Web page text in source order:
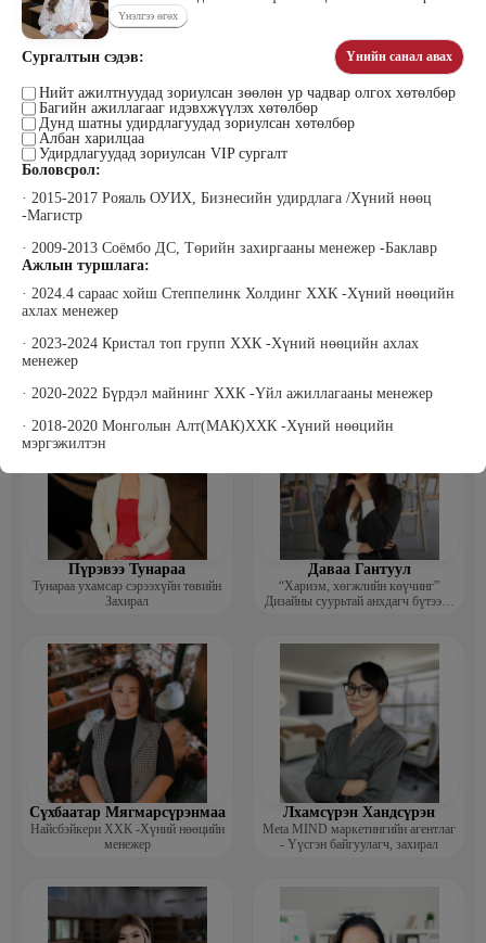
Үнэлгээ өгөх
Сургалтын сэдэв: Үнийн санал авах
Нийт ажилтнуудад зориулсан зөөлөн ур чадвар олгох хөтөлбөр
Багийн ажиллагааг идэвхжүүлэх хөтөлбөр
Дунд шатны удирдлагуудад зориулсан хөтөлбөр
Албан харилцаа
Удирдлагуудад зориулсан VIP сургалт
Боловсрол:
· 2015-2017 Рояаль ОУИХ, Бизнесийн удирдлага /Хүний нөөц
-Магистр
· 2009-2013 Соёмбо ДС, Төрийн захиргааны менежер -Баклавр
Ажлын туршлага:
· 2024.4 сараас хойш Степпелинк Холдинг ХХК -Хүний нөөцийн
ахлах менежер
· 2023-2024 Кристал топ групп ХХК -Хүний нөөцийн ахлах
менежер
· 2020-2022 Бүрдэл майнинг ХХК -Үйл ажиллагааны менежер
· 2018-2020 Монголын Алт(МАК)ХХК -Хүний нөөцийн
мэргэжилтэн
Дэмас Ред Камел ХХК Үүсгэн
байгуулагч
Жавзандулам Гантулга
Сэтгэцийн эрүүл мэндийн үндэсний
төвд Сэтгэл засалч, Донтох эмгэг
судлаач
Би Пи Солюшн ХХК-ны Гүйцэтгэх
Прожект Менежмент Консалтинг,
Пүрэвээ Тунараа
Тунараа ухамсар сэрээхүйн төвийн
Захирал
Даваа Гантуул
“Харизм, хөгжлийн көүчинг”
Дизайны суурьтай анхдагч бүтээлч
Сүхбаатар Мягмарсүрэнмаа
Найсбэйкери ХХК -Хүний нөөцийн
менежер
Лхамсүрэн Хандсүрэн
Meta MIND маркетингийн агентлаг
- Үүсгэн байгуулагч, захирал